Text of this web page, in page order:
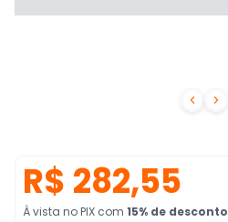
 
R$ 282,55
À vista no PIX com 15% de desconto